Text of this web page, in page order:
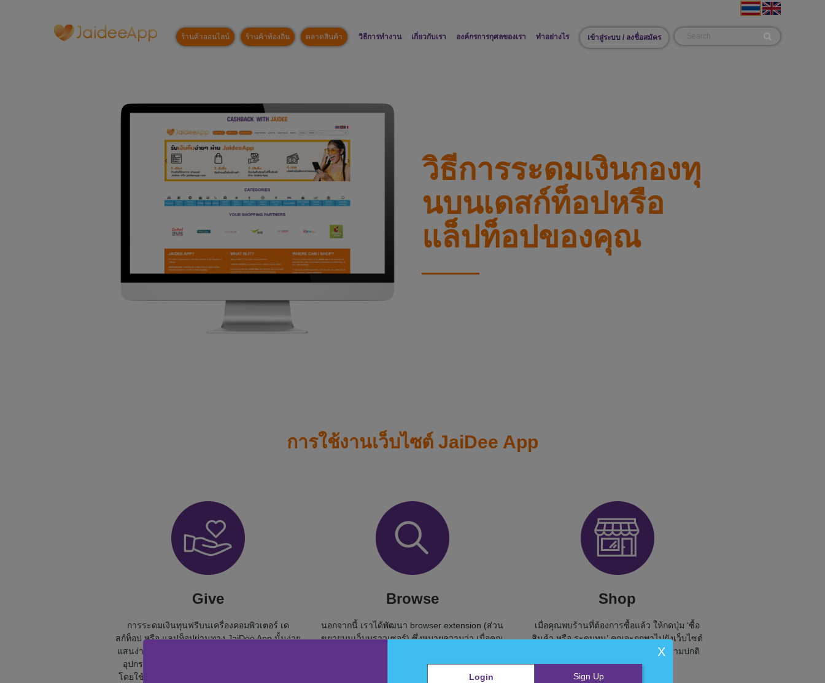
ร้านค้าออนไลน์ ร้านค้าท้องถิ่น ตลาดสินค้า วิธีการทำงาน เกี่ยวกับเรา องค์กรการกุศลของเรา ทำอย่างไร เข้าสู่ระบบ / ลงชื่อสมัคร
วิธีการระดมเงินกองทุ
นบนเดสก์ท็อปหรือ
แล็ปท็อปของคุณ
การใช้งานเว็บไซต์ JaiDee App
Give
การระดมเงินทุนฟรีบนเครื่องคอมพิวเตอร์ เด
สก์ท็อป หรือ แลปท็อปผ่านทาง JaiDee App นั้นง่าย
แสนง่าย เพียงแค่ล็อคอินหรือสมัครเข้าร่วมฟรีจาก
อุปกรณ์ของคุณ แล้วค้นหาร้านค้าที่ต้องการซื้อ
โดยใช้เครื่องมืออำนวยความสะดวกในการค้นหา
Browse
นอกจากนี้ เราได้พัฒนา browser extension (ส่วน
ขยายบนเว็บบราวเซอร์) ซึ่งหมายความว่า เมื่อคุณ
เตือนให้คุณลงชื่อเข้าใช้ก่อนทำการซื้อของ
ออนไลน์ เพื่อความมั่นใจว่าเครดิตเงินคืนหรือเงิน
Shop
เมื่อคุณพบร้านที่ต้องการซื้อแล้ว ให้กดปุ่ม ‘ซื้อ
สินค้า หรือ ระดมทุน’ คุณจะถูกพาไปยังเว็บไซต์
ของร้านนั้นๆ และสามารถซื้อของได้ตามปกติ
X
Login Sign Up